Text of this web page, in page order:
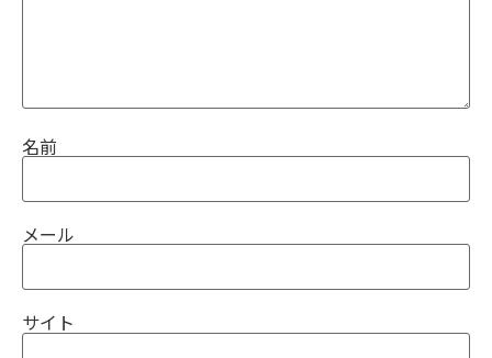
名前
メール
サイト